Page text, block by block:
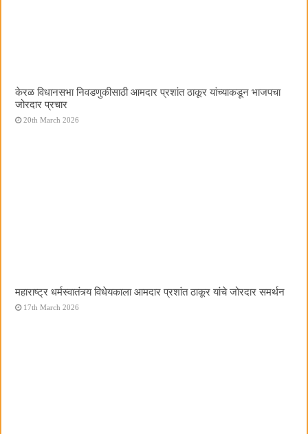
केरळ विधानसभा निवडणुकीसाठी आमदार प्रशांत ठाकूर यांच्याकडून भाजपचा
जोरदार प्रचार
20th March 2026
महाराष्ट्र धर्मस्वातंत्र्य विधेयकाला आमदार प्रशांत ठाकूर यांचे जोरदार समर्थन
17th March 2026